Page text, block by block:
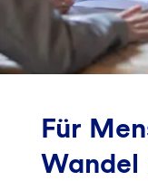
Für
Wandel